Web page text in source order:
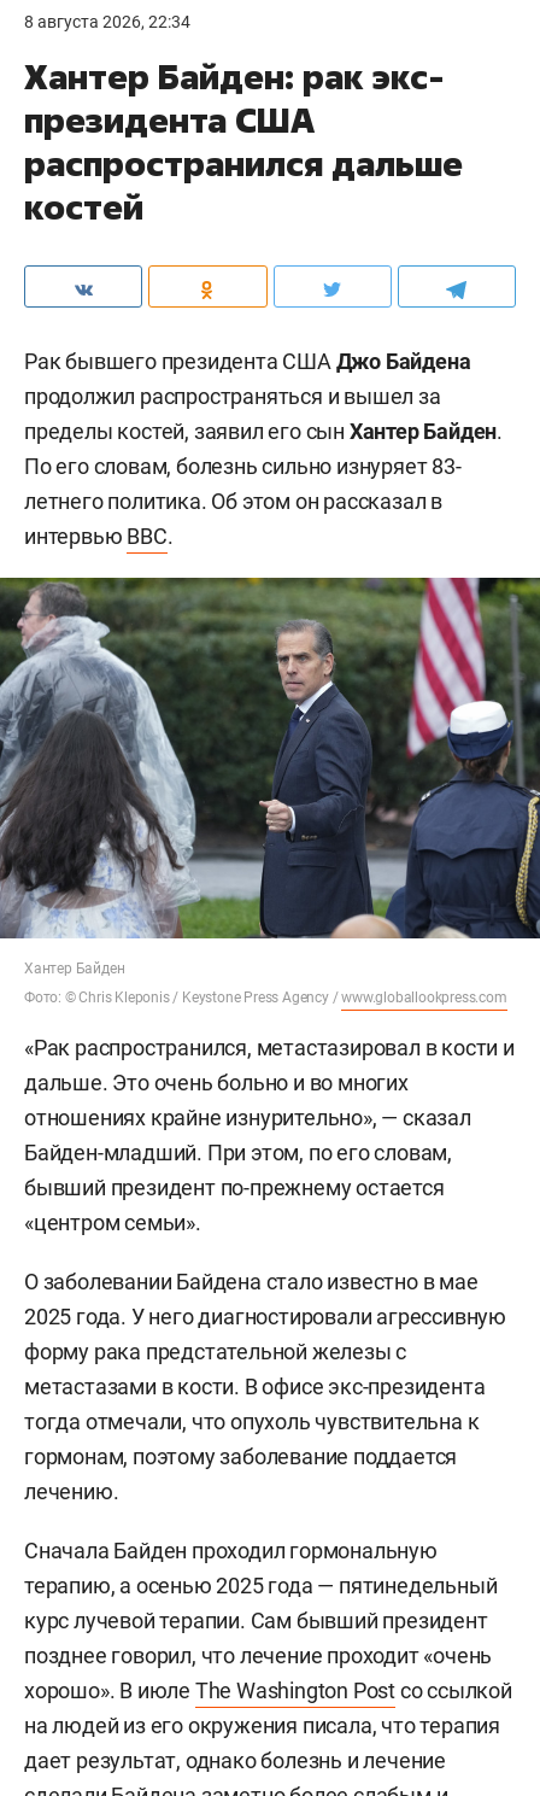
8 августа 2026, 22:34
Хантер Байден: рак экс-
президента США
распространился дальше
костей
Рак бывшего президента СШАДжо Байдена
продолжил распространяться и вышел за
пределы костей, заявил его сын Хантер Байден.
По его словам, болезнь сильно изнуряет 83-
летнего политика. Об этом он рассказал в
интервью BBC.
Хантер Байден
Фото: © Chris Kleponis / Keystone Press Agency /www.globallookpress.com
«Рак распространился, метастазировал в кости и
дальше. Это очень больно и во многих
отношениях крайне изнурительно», — сказал
Байден-младший. При этом, по его словам,
бывший президент по-прежнему остается
«центром семьи».
О заболевании Байдена стало известно в мае
2025 года. У него диагностировали агрессивную
форму рака предстательной железы с
метастазами в кости. В офисе экс-президента
тогда отмечали, что опухоль чувствительна к
гормонам, поэтому заболевание поддается
лечению.
Сначала Байден проходил гормональную
терапию, а осенью 2025 года — пятинедельный
курс лучевой терапии. Сам бывший президент
позднее говорил, что лечение проходит «очень
хорошо». В июле The Washington Postсо ссылкой
на людей из его окружения писала, что терапия
дает результат, однако болезнь и лечение